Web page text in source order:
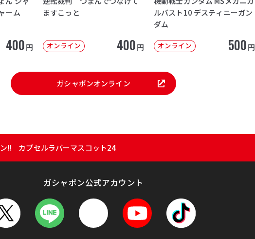
ーム
400円
ますこっと
オンライン 400円
ルバスト10 デスティニーガン
ダム
オンライン 500円
ガシャポンオンライン
ン!! カプセルラバーマスコット24
ガシャポン公式アカウント